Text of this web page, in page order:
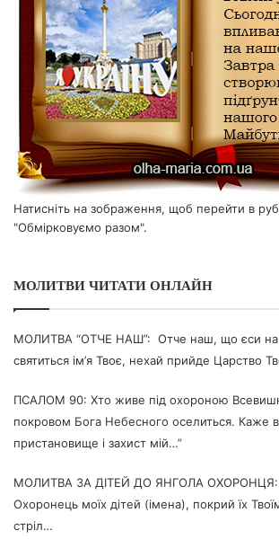
Натисніть на зображення, щоб перейти в
"Обмірковуємо разом".
МОЛИТВИ ЧИТАТИ ОНЛАЙН
МОЛИТВА “ОТЧЕ НАШ”: Отче наш, що єси на
святиться ім’я Твоє, нехай прийде Царство
ПСАЛОМ 90: Хто живе під охороною
покровом Бога Небесного оселиться. Каже
пристановище і захист мій…”
МОЛИТВА ЗА ДІТЕЙ ДО ЯНГОЛА ОХОРОНЦЯ:
Охоронець моїх дітей (імена), покрий їх
стріл…